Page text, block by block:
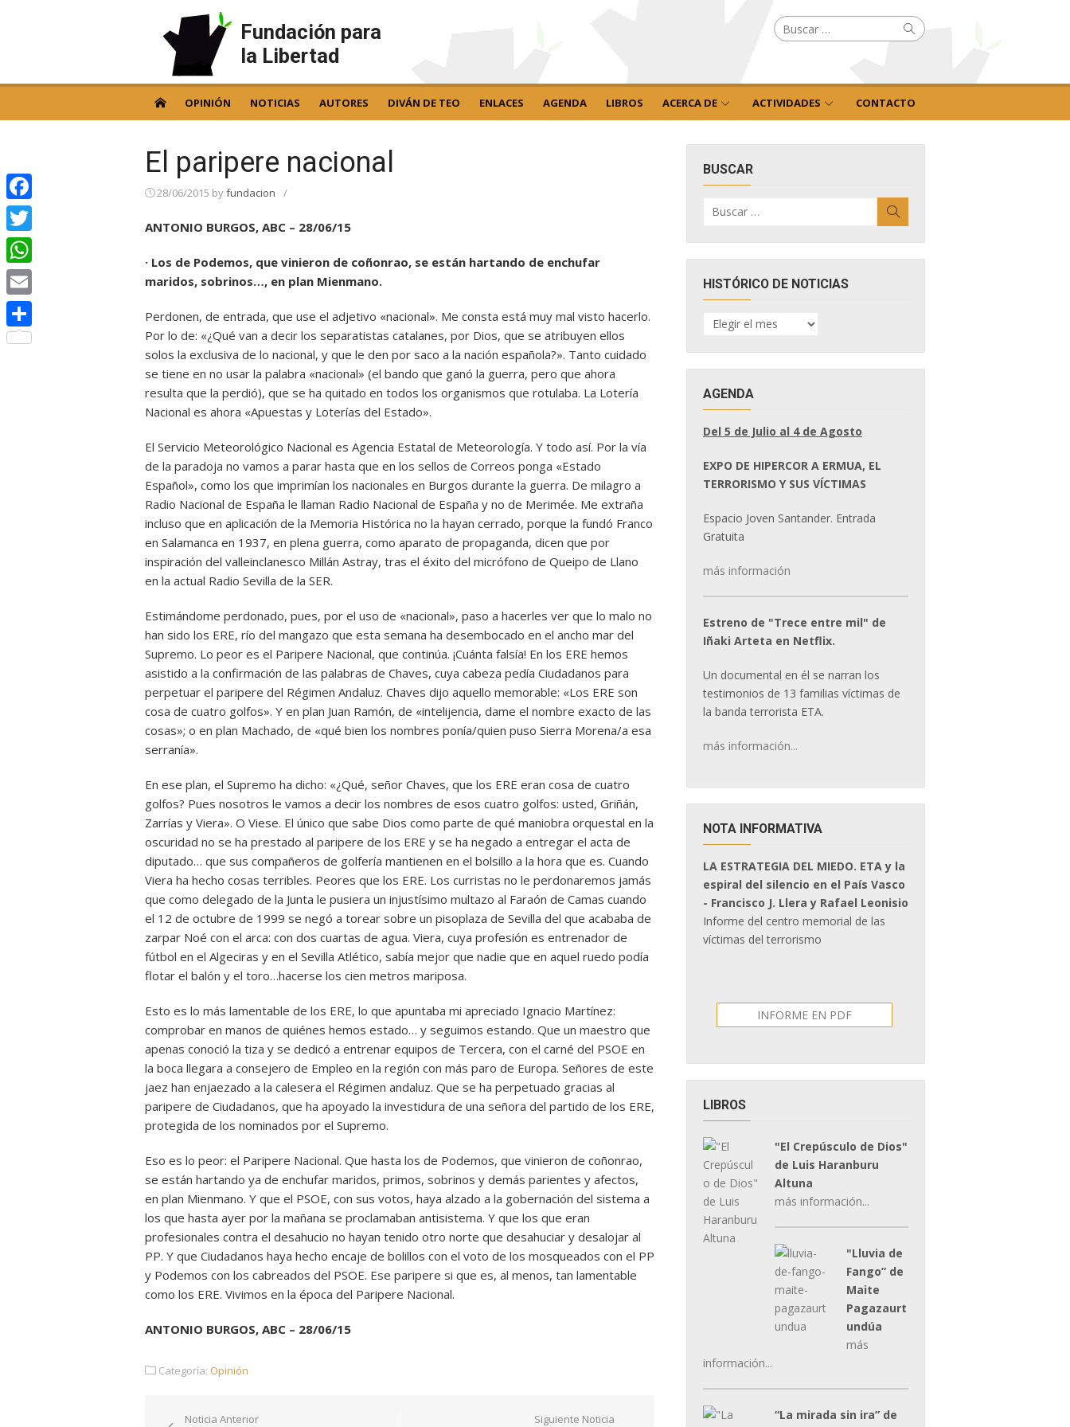
Fundación para
la Libertad
Buscar
por: Buscar
OPINIÓN NOTICIAS AUTORES DIVÁN DE TEO ENLACES AGENDA LIBROS ACERCA DE ACTIVIDADES CONTACTO
El paripere nacional
28/06/2015 byfundacion /
ANTONIO BURGOS, ABC – 28/06/15
· Los de Podemos, que vinieron de coñonrao, se están hartando de enchufar
maridos, sobrinos…, en plan Mienmano.
Perdonen, de entrada, que use el adjetivo «nacional». Me consta está muy mal visto hacerlo.
Por lo de: «¿Qué van a decir los separatistas catalanes, por Dios, que se atribuyen ellos
solos la exclusiva de lo nacional, y que le den por saco a la nación española?». Tanto cuidado
se tiene en no usar la palabra «nacional» (el bando que ganó la guerra, pero que ahora
resulta que la perdió), que se ha quitado en todos los organismos que rotulaba. La Lotería
Nacional es ahora «Apuestas y Loterías del Estado».
El Servicio Meteorológico Nacional es Agencia Estatal de Meteorología. Y todo así. Por la vía
de la paradoja no vamos a parar hasta que en los sellos de Correos ponga «Estado
Español», como los que imprimían los nacionales en Burgos durante la guerra. De milagro a
Radio Nacional de España le llaman Radio Nacional de España y no de Merimée. Me extraña
incluso que en aplicación de la Memoria Histórica no la hayan cerrado, porque la fundó Franco
en Salamanca en 1937, en plena guerra, como aparato de propaganda, dicen que por
inspiración del valleinclanesco Millán Astray, tras el éxito del micrófono de Queipo de Llano
en la actual Radio Sevilla de la SER.
Estimándome perdonado, pues, por el uso de «nacional», paso a hacerles ver que lo malo no
han sido los ERE, río del mangazo que esta semana ha desembocado en el ancho mar del
Supremo. Lo peor es el Paripere Nacional, que continúa. ¡Cuánta falsía! En los ERE hemos
asistido a la confirmación de las palabras de Chaves, cuya cabeza pedía Ciudadanos para
perpetuar el paripere del Régimen Andaluz. Chaves dijo aquello memorable: «Los ERE son
cosa de cuatro golfos». Y en plan Juan Ramón, de «intelijencia, dame el nombre exacto de las
cosas»; o en plan Machado, de «qué bien los nombres ponía/quien puso Sierra Morena/a esa
serranía».
En ese plan, el Supremo ha dicho: «¿Qué, señor Chaves, que los ERE eran cosa de cuatro
golfos? Pues nosotros le vamos a decir los nombres de esos cuatro golfos: usted, Griñán,
Zarrías y Viera». O Viese. El único que sabe Dios como parte de qué maniobra orquestal en la
oscuridad no se ha prestado al paripere de los ERE y se ha negado a entregar el acta de
diputado… que sus compañeros de golfería mantienen en el bolsillo a la hora que es. Cuando
Viera ha hecho cosas terribles. Peores que los ERE. Los curristas no le perdonaremos jamás
que como delegado de la Junta le pusiera un injustísimo multazo al Faraón de Camas cuando
el 12 de octubre de 1999 se negó a torear sobre un pisoplaza de Sevilla del que acababa de
zarpar Noé con el arca: con dos cuartas de agua. Viera, cuya profesión es entrenador de
fútbol en el Algeciras y en el Sevilla Atlético, sabía mejor que nadie que en aquel ruedo podía
flotar el balón y el toro…hacerse los cien metros mariposa.
Esto es lo más lamentable de los ERE, lo que apuntaba mi apreciado Ignacio Martínez:
comprobar en manos de quiénes hemos estado… y seguimos estando. Que un maestro que
apenas conoció la tiza y se dedicó a entrenar equipos de Tercera, con el carné del PSOE en
la boca llegara a consejero de Empleo en la región con más paro de Europa. Señores de este
jaez han enjaezado a la calesera el Régimen andaluz. Que se ha perpetuado gracias al
paripere de Ciudadanos, que ha apoyado la investidura de una señora del partido de los ERE,
protegida de los nominados por el Supremo.
Eso es lo peor: el Paripere Nacional. Que hasta los de Podemos, que vinieron de coñonrao,
se están hartando ya de enchufar maridos, primos, sobrinos y demás parientes y afectos,
en plan Mienmano. Y que el PSOE, con sus votos, haya alzado a la gobernación del sistema a
los que hasta ayer por la mañana se proclamaban antisistema. Y que los que eran
profesionales contra el desahucio no hayan tenido otro norte que desahuciar y desalojar al
PP. Y que Ciudadanos haya hecho encaje de bolillos con el voto de los mosqueados con el PP
y Podemos con los cabreados del PSOE. Ese paripere si que es, al menos, tan lamentable
como los ERE. Vivimos en la época del Paripere Nacional.
ANTONIO BURGOS, ABC – 28/06/15
Categoría: Opinión
Navegación
Noticia Anterior Siguiente Noticia
BUSCAR
por:
HISTÓRICO DE NOTICIAS
HISTÓRICO
DE
AGENDA
Del 5 de Julio al 4 de Agosto
EXPO DE HIPERCOR A ERMUA, EL
TERRORISMO Y SUS VÍCTIMAS
Espacio Joven Santander. Entrada
Gratuita
más información
Estreno de "Trece entre mil" de
Iñaki Arteta en Netflix.
Un documental en él se narran los
testimonios de 13 familias víctimas de
la banda terrorista ETA.
más información...
NOTA INFORMATIVA
LA ESTRATEGIA DEL MIEDO. ETA y la
espiral del silencio en el País Vasco
- Francisco J. Llera y Rafael Leonisio
Informe del centro memorial de las
víctimas del terrorismo
INFORME EN PDF
LIBROS
"El Crepúsculo de Dios"
de Luis Haranburu
Altuna
más información...
"Lluvia de
Fango” de
Maite
Pagazaurt
undúa
más
información...
“La mirada sin ira” de
Facebook
Twitter
WhatsApp
Email
Compartir